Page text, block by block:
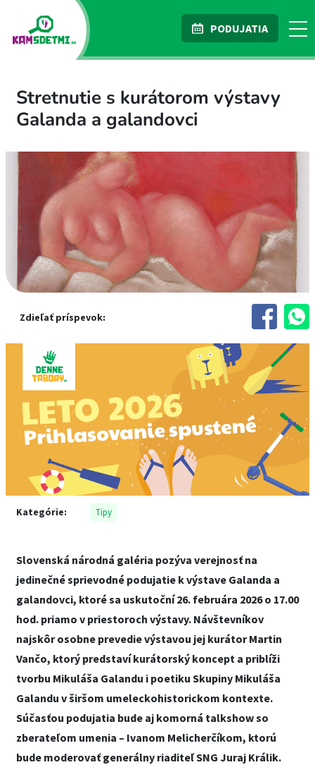
PODUJATIA
Stretnutie s kurátorom výstavy
Galanda a galandovci
Zdieľať príspevok:
Kategórie: Tipy
Slovenská národná galéria pozýva verejnosť na
jedinečné sprievodné podujatie k výstave Galanda a
galandovci, ktoré sa uskutoční 26. februára 2026 o 17.00
hod. priamo v priestoroch výstavy. Návštevníkov
najskôr osobne prevedie výstavou jej kurátor Martin
Vančo, ktorý predstaví kurátorský koncept a priblíži
tvorbu Mikuláša Galandu i poetiku Skupiny Mikuláša
Galandu v širšom umeleckohistorickom kontexte.
Súčasťou podujatia bude aj komorná talkshow so
zberateľom umenia – Ivanom Melicherčíkom, ktorú
bude moderovať generálny riaditeľ SNG Juraj Králik.